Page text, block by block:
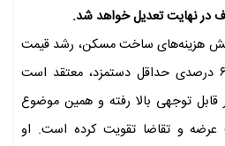
در نهایت تعدیل خواهد شد.
هزینه‌های ساخت مسکن، رشد قیمت
مصالح و همچنین افزایش ۶۰ درصدی حداقل دستمزد، معتقد است
توجهی بالا رفته و همین موضوع
عرضه و تقاضا تقویت کرده است. او